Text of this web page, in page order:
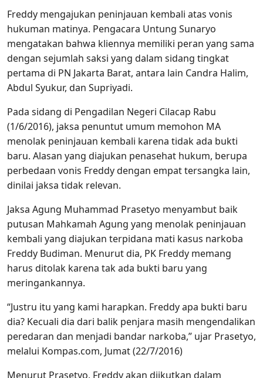
Freddy mengajukan peninjauan kembali atas vonis
hukuman matinya. Pengacara Untung Sunaryo
mengatakan bahwa kliennya memiliki peran yang sama
dengan sejumlah saksi yang dalam sidang tingkat
pertama di PN Jakarta Barat, antara lain Candra Halim,
Abdul Syukur, dan Supriyadi.
Pada sidang di Pengadilan Negeri Cilacap Rabu
(1/6/2016), jaksa penuntut umum memohon MA
menolak peninjauan kembali karena tidak ada bukti
baru. Alasan yang diajukan penasehat hukum, berupa
perbedaan vonis Freddy dengan empat tersangka lain,
dinilai jaksa tidak relevan.
Jaksa Agung Muhammad Prasetyo menyambut baik
putusan Mahkamah Agung yang menolak peninjauan
kembali yang diajukan terpidana mati kasus narkoba
Freddy Budiman. Menurut dia, PK Freddy memang
harus ditolak karena tak ada bukti baru yang
meringankannya.
“Justru itu yang kami harapkan. Freddy apa bukti baru
dia? Kecuali dia dari balik penjara masih mengendalikan
peredaran dan menjadi bandar narkoba,” ujar Prasetyo,
melalui Kompas.com, Jumat (22/7/2016)
Menurut Prasetyo, Freddy akan diikutkan dalam